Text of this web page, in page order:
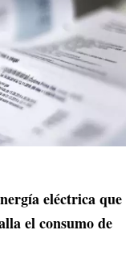
eléctrica que
el consumo de